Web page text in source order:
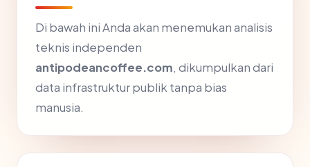
Di bawah ini Anda akan menemukan analisis
teknis independen
antipodeancoffee.com, dikumpulkan dari
data infrastruktur publik tanpa bias
manusia.